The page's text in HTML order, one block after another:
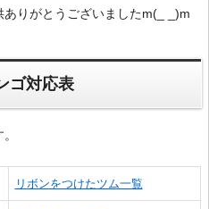
りがとうございましたm(_ _)m
ゴ対応表
リボンをつけたツム一覧